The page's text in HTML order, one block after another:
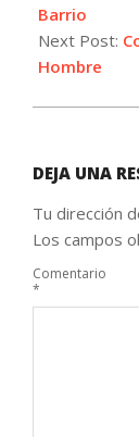
Barrio
Next Post:
Hombre
DEJA UNA
Tu dirección
Los campos
Comentario
*